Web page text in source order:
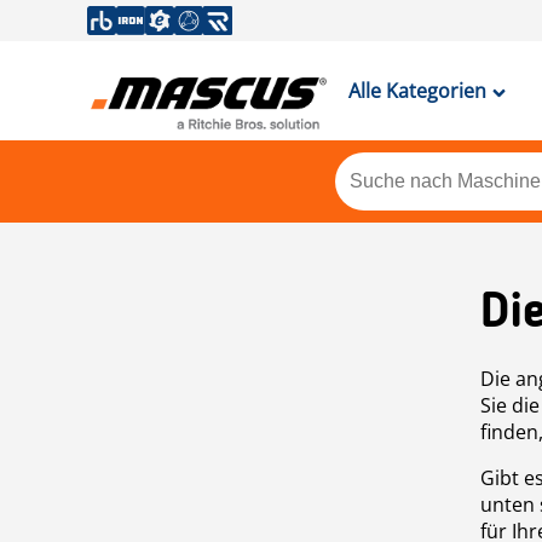
Alle Kategorien
Die
Sie
Gibt
unten
für